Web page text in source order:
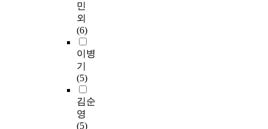
민
외
(6)
이병
기
(5)
김순
영
(5)